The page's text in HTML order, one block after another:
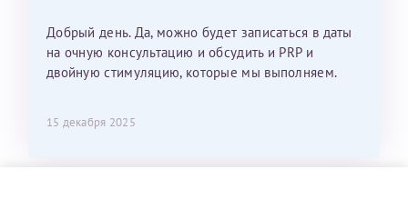
Добрый день. Да, можно будет записаться в даты
на очную консультацию и обсудить и PRP и
двойную стимуляцию, которые мы выполняем.
15 декабря 2025